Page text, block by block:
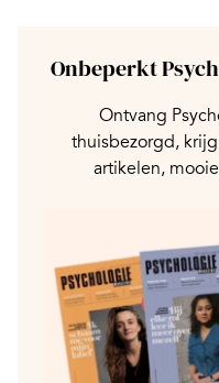
Onbeperkt
Ontvang
thuisbezorgd,
artikelen,